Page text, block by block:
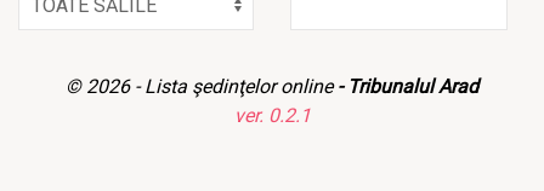
© 2026 -Lista şedinţelor online - Tribunalul Arad
ver. 0.2.1